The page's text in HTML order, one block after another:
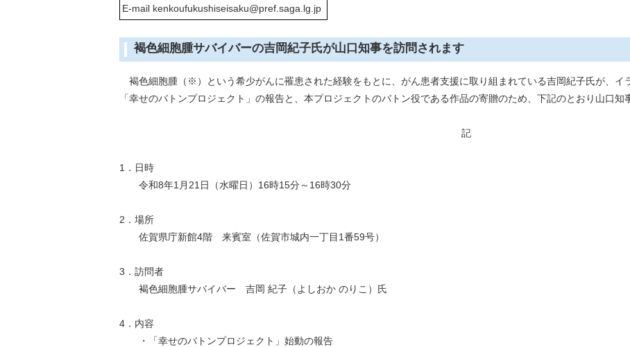
E-mail kenkoufukushiseisaku@pref.saga.lg.jp
褐色細胞腫サバイバーの吉岡紀子氏が山口知事を訪問されます
褐色細胞腫（※）という希少がんに罹患された経験をもとに、がん患者支援に取り組まれている吉岡紀子氏が、イ
「幸せのバトンプロジェクト」の報告と、本プロジェクトのバトン役である作品の寄贈のため、下記のとおり山口知
記
1．日時
令和8年1月21日（水曜日）16時15分～16時30分
2．場所
佐賀県庁新館4階 来賓室（佐賀市城内一丁目1番59号）
3．訪問者
褐色細胞腫サバイバー 吉岡 紀子（よしおか のりこ）氏
4．内容
・「幸せのバトンプロジェクト」始動の報告